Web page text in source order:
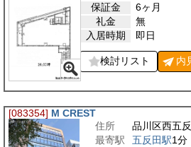
保証金
6ヶ月
礼金
無
入居時期
即日
検討リスト 内
[083354] M CREST
住所
品川区西五
最寄駅
五反田駅1分